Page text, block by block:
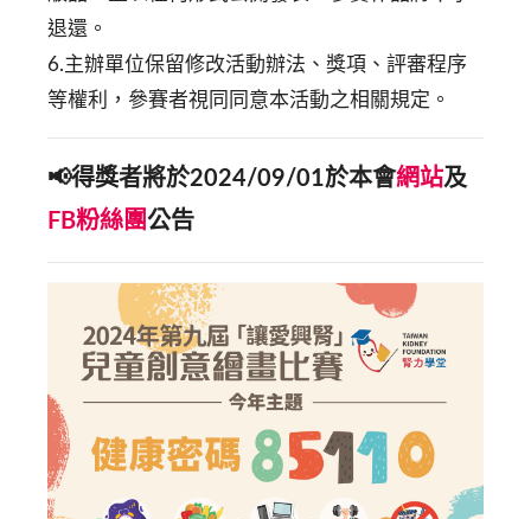
退還。
6.主辦單位保留修改活動辦法、獎項、評審程序
等權利，參賽者視同同意本活動之相關規定。
📢得獎者將於2024/09/01於本會網站及
FB粉絲團公告